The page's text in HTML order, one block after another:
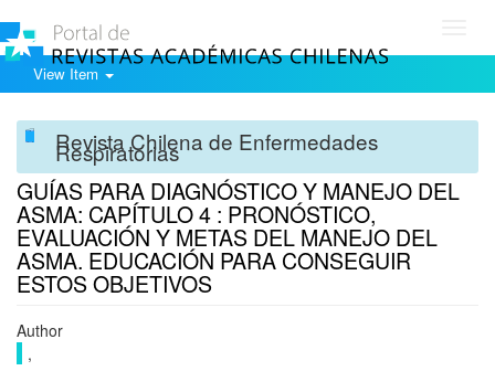
View Item
Revista Chilena de Enfermedades
Respiratorias
GUÍAS PARA DIAGNÓSTICO Y MANEJO DEL
ASMA: CAPÍTULO 4 : PRONÓSTICO,
EVALUACIÓN Y METAS DEL MANEJO DEL
ASMA. EDUCACIÓN PARA CONSEGUIR
ESTOS OBJETIVOS
Author
,